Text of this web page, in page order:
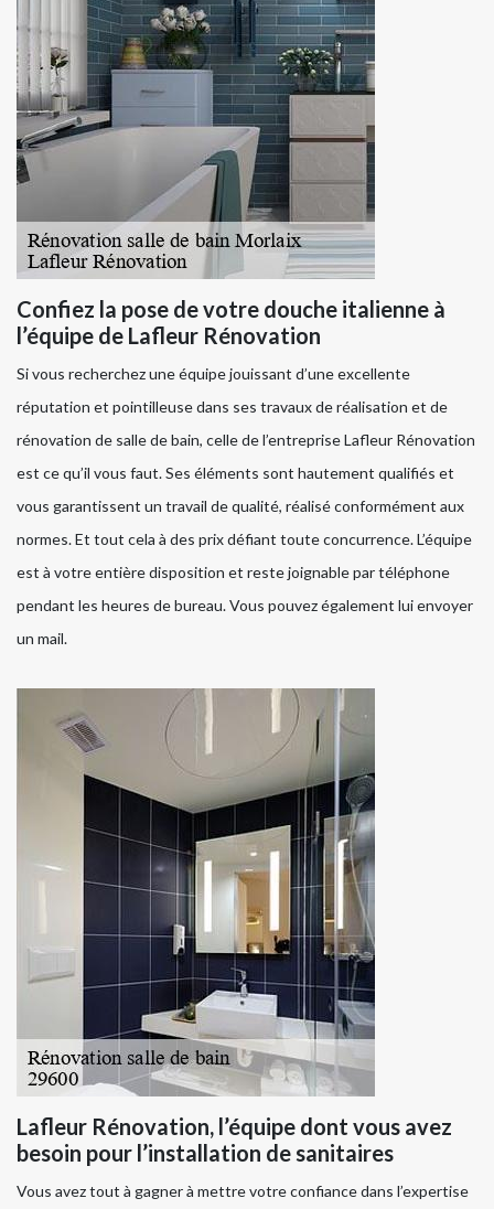
Confiez la pose de votre douche italienne à
l’équipe de Lafleur Rénovation
Si vous recherchez une équipe jouissant d’une excellente
réputation et pointilleuse dans ses travaux de réalisation et de
rénovation de salle de bain, celle de l’entreprise Lafleur Rénovation
est ce qu’il vous faut. Ses éléments sont hautement qualifiés et
vous garantissent un travail de qualité, réalisé conformément aux
normes. Et tout cela à des prix défiant toute concurrence. L’équipe
est à votre entière disposition et reste joignable par téléphone
pendant les heures de bureau. Vous pouvez également lui envoyer
un mail.
Lafleur Rénovation, l’équipe dont vous avez
besoin pour l’installation de sanitaires
Vous avez tout à gagner à mettre votre confiance dans l’expertise